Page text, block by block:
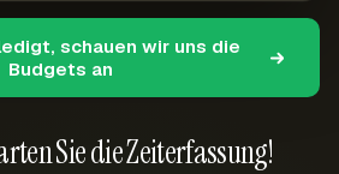
Sie die Zeiterfassung!
schauen wir uns die
Budgets an